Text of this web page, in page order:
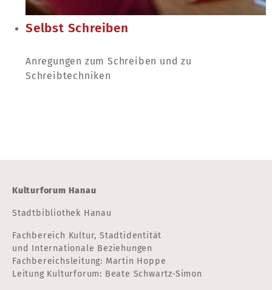
Selbst Schreiben
Anregungen zum Schreiben und zu
Schreibtechniken
Kulturforum Hanau
Stadtbibliothek Hanau
Fachbereich Kultur, Stadtidentität
und Internationale Beziehungen
Fachbereichsleitung: Martin Hoppe
Leitung Kulturforum: Beate Schwartz-Simon